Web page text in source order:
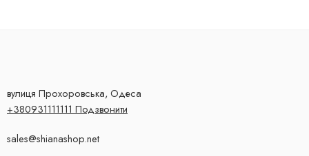
вулиця Прохоровська, Одеса
+380931111111 Подзвонити
sales@shianashop.net